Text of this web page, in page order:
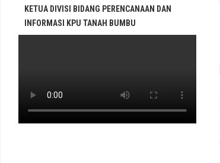
KETUA DIVISI BIDANG PERENCANAAN DAN
INFORMASI KPU TANAH BUMBU